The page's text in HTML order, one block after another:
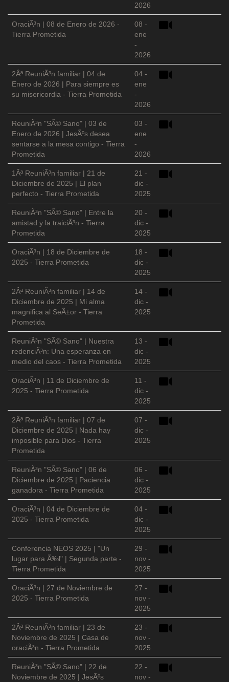
2026
OraciÃ³n | 08 de Enero de 2026 -
Tierra Prometida
08 -
ene
-
2026
2Âª ReuniÃ³n familiar | 04 de
Enero de 2026 | Para siempre es
su misericordia - Tierra Prometida
04 -
ene
-
2026
ReuniÃ³n "SÃ© Sano" | 03 de
Enero de 2026 | JesÃºs desea
sentarse a la mesa contigo - Tierra
Prometida
03 -
ene
-
2026
1Âª ReuniÃ³n familiar | 21 de
Diciembre de 2025 | El plan
perfecto - Tierra Prometida
21 -
dic -
2025
ReuniÃ³n "SÃ© Sano" | Entre la
amistad y la traiciÃ³n - Tierra
Prometida
20 -
dic -
2025
OraciÃ³n | 18 de Diciembre de
2025 - Tierra Prometida
18 -
dic -
2025
2Âª ReuniÃ³n familiar | 14 de
Diciembre de 2025 | Mi alma
magnifica al SeÃ±or - Tierra
Prometida
14 -
dic -
2025
ReuniÃ³n "SÃ© Sano" | Nuestra
redenciÃ³n: Una esperanza en
medio del caos - Tierra Prometida
13 -
dic -
2025
OraciÃ³n | 11 de Diciembre de
2025 - Tierra Prometida
11 -
dic -
2025
2Âª ReuniÃ³n familiar | 07 de
Diciembre de 2025 | Nada hay
imposible para Dios - Tierra
Prometida
07 -
dic -
2025
ReuniÃ³n "SÃ© Sano" | 06 de
Diciembre de 2025 | Paciencia
ganadora - Tierra Prometida
06 -
dic -
2025
OraciÃ³n | 04 de Diciembre de
2025 - Tierra Prometida
04 -
dic -
2025
Conferencia NEOS 2025 | "Un
lugar para Ã‰l" | Segunda parte -
Tierra Prometida
29 -
nov -
2025
OraciÃ³n | 27 de Noviembre de
2025 - Tierra Prometida
27 -
nov -
2025
2Âª ReuniÃ³n familiar | 23 de
Noviembre de 2025 | Casa de
oraciÃ³n - Tierra Prometida
23 -
nov -
2025
ReuniÃ³n "SÃ© Sano" | 22 de
Noviembre de 2025 | JesÃºs
22 -
nov -